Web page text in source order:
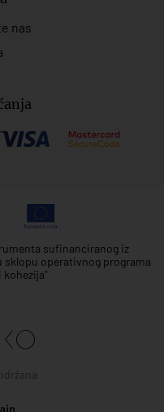
nas
sufinanciranog iz
sklopu operativnog programa